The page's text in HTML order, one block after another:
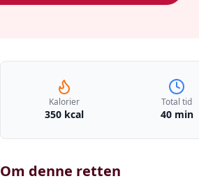
Kalorier
350 kcal
Total tid
40 min
Om denne retten